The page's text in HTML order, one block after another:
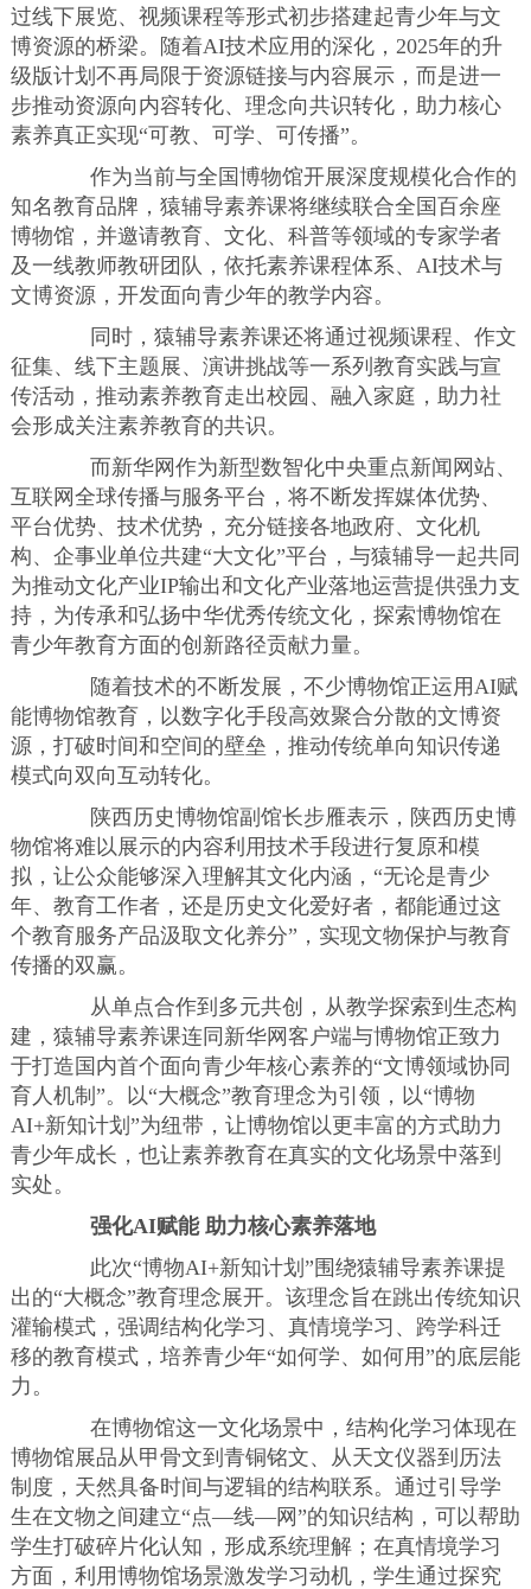
过线下展览、视频课程等形式初步搭建起青少年与文
博资源的桥梁。随着AI技术应用的深化，2025年的升
级版计划不再局限于资源链接与内容展示，而是进一
步推动资源向内容转化、理念向共识转化，助力核心
素养真正实现“可教、可学、可传播”。
作为当前与全国博物馆开展深度规模化合作的
知名教育品牌，猿辅导素养课将继续联合全国百余座
博物馆，并邀请教育、文化、科普等领域的专家学者
及一线教师教研团队，依托素养课程体系、AI技术与
文博资源，开发面向青少年的教学内容。
同时，猿辅导素养课还将通过视频课程、作文
征集、线下主题展、演讲挑战等一系列教育实践与宣
传活动，推动素养教育走出校园、融入家庭，助力社
会形成关注素养教育的共识。
而新华网作为新型数智化中央重点新闻网站、
互联网全球传播与服务平台，将不断发挥媒体优势、
平台优势、技术优势，充分链接各地政府、文化机
构、企事业单位共建“大文化”平台，与猿辅导一起共同
为推动文化产业IP输出和文化产业落地运营提供强力支
持，为传承和弘扬中华优秀传统文化，探索博物馆在
青少年教育方面的创新路径贡献力量。
随着技术的不断发展，不少博物馆正运用AI赋
能博物馆教育，以数字化手段高效聚合分散的文博资
源，打破时间和空间的壁垒，推动传统单向知识传递
模式向双向互动转化。
陕西历史博物馆副馆长步雁表示，陕西历史博
物馆将难以展示的内容利用技术手段进行复原和模
拟，让公众能够深入理解其文化内涵，“无论是青少
年、教育工作者，还是历史文化爱好者，都能通过这
个教育服务产品汲取文化养分”，实现文物保护与教育
传播的双赢。
从单点合作到多元共创，从教学探索到生态构
建，猿辅导素养课连同新华网客户端与博物馆正致力
于打造国内首个面向青少年核心素养的“文博领域协同
育人机制”。以“大概念”教育理念为引领，以“博物
AI+新知计划”为纽带，让博物馆以更丰富的方式助力
青少年成长，也让素养教育在真实的文化场景中落到
实处。
强化AI赋能 助力核心素养落地
此次“博物AI+新知计划”围绕猿辅导素养课提
出的“大概念”教育理念展开。该理念旨在跳出传统知识
灌输模式，强调结构化学习、真情境学习、跨学科迁
移的教育模式，培养青少年“如何学、如何用”的底层能
力。
在博物馆这一文化场景中，结构化学习体现在
博物馆展品从甲骨文到青铜铭文、从天文仪器到历法
制度，天然具备时间与逻辑的结构联系。通过引导学
生在文物之间建立“点—线—网”的知识结构，可以帮助
学生打破碎片化认知，形成系统理解；在真情境学习
方面，利用博物馆场景激发学习动机，学生通过探究